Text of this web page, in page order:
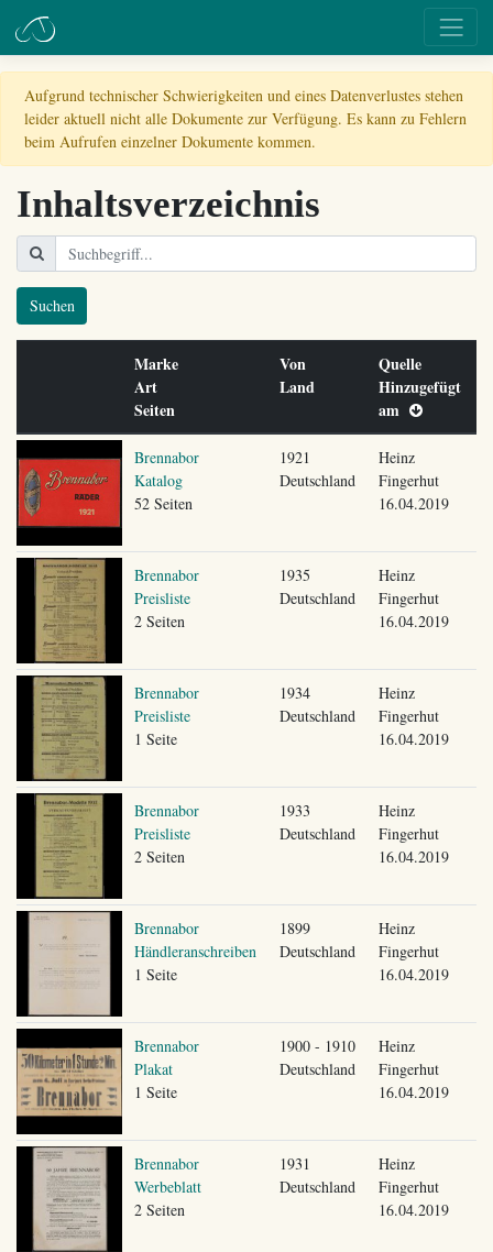
Aufgrund technischer Schwierigkeiten und eines Datenverlustes stehen
leider aktuell nicht alle Dokumente zur Verfügung. Es kann zu Fehlern
beim Aufrufen einzelner Dokumente kommen.
Inhaltsverzeichnis
Suchen
Marke
Art
Seiten
Von
Land
Quelle
Hinzugefügt
am
Brennabor
Katalog
52 Seiten
1921
Deutschland
Heinz
Fingerhut
16.04.2019
Brennabor
Preisliste
2 Seiten
1935
Deutschland
Heinz
Fingerhut
16.04.2019
Brennabor
Preisliste
1 Seite
1934
Deutschland
Heinz
Fingerhut
16.04.2019
Brennabor
Preisliste
2 Seiten
1933
Deutschland
Heinz
Fingerhut
16.04.2019
Brennabor
Händleranschreiben
1 Seite
1899
Deutschland
Heinz
Fingerhut
16.04.2019
Brennabor
Plakat
1 Seite
1900 - 1910
Deutschland
Heinz
Fingerhut
16.04.2019
Brennabor
Werbeblatt
2 Seiten
1931
Deutschland
Heinz
Fingerhut
16.04.2019